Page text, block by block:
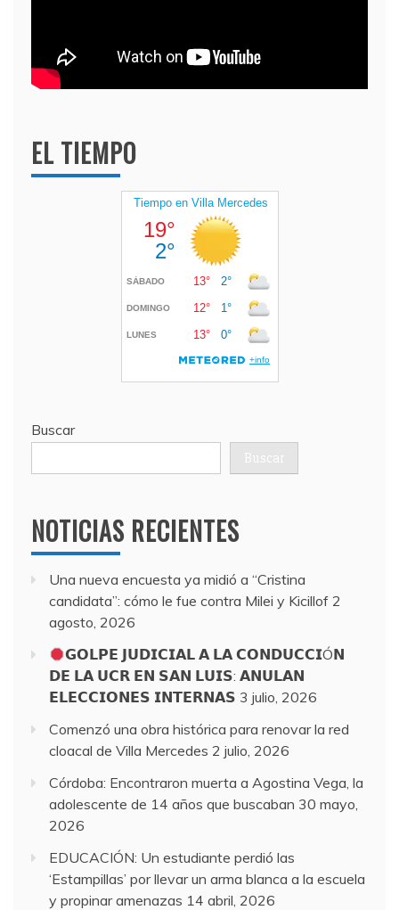
EL TIEMPO
Buscar
Buscar
NOTICIAS RECIENTES
Una nueva encuesta ya midió a “Cristina
candidata”: cómo le fue contra Milei y Kicillof 2
agosto, 2026
𝗚𝗢𝗟𝗣𝗘 𝗝𝗨𝗗𝗜𝗖𝗜𝗔𝗟 𝗔 𝗟𝗔 𝗖𝗢𝗡𝗗𝗨𝗖𝗖𝗜Ó𝗡
𝗗𝗘 𝗟𝗔 𝗨𝗖𝗥 𝗘𝗡 𝗦𝗔𝗡 𝗟𝗨𝗜𝗦: 𝗔𝗡𝗨𝗟𝗔𝗡
𝗘𝗟𝗘𝗖𝗖𝗜𝗢𝗡𝗘𝗦 𝗜𝗡𝗧𝗘𝗥𝗡𝗔𝗦 3 julio, 2026
Comenzó una obra histórica para renovar la red
cloacal de Villa Mercedes 2 julio, 2026
Córdoba: Encontraron muerta a Agostina Vega, la
adolescente de 14 años que buscaban 30 mayo,
2026
EDUCACIÓN: Un estudiante perdió las
‘Estampillas’ por llevar un arma blanca a la escuela
y propinar amenazas 14 abril, 2026